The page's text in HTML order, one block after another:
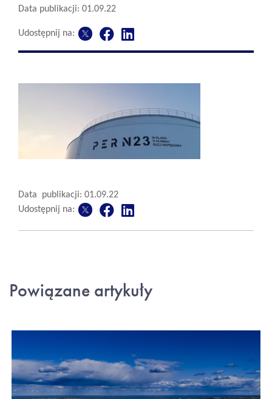
Data publikacji: 01.09.22
Udostępnij na:
Data publikacji: 01.09.22
Udostępnij na:
Powiązane artykuły